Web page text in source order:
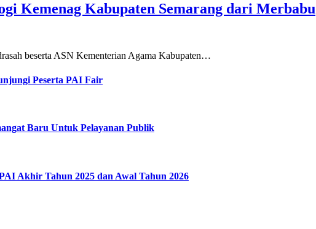
Kemenag Kabupaten Semarang dari Merbabu
beserta ASN Kementerian Agama Kabupaten…
Peserta PAI Fair
Baru Untuk Pelayanan Publik
Akhir Tahun 2025 dan Awal Tahun 2026